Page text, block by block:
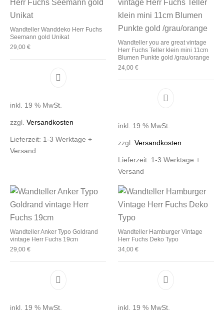
Wandteller Wanddeko Herr Fuchs
Seemann gold Unikat
29,00€
inkl. 19 % MwSt.
zzgl.Versandkosten
Lieferzeit: 1-3 Werktage +
Versand
Wandteller you are great vintage
Herr Fuchs Teller klein mini 11cm
Blumen Punkte gold /grau/orange
24,00 €
inkl. 19 % MwSt.
zzgl. Versandkosten
Lieferzeit: 1-3 Werktage +
Versand
Wandteller Anker Typo Goldrand
vintage Herr Fuchs 19cm
29,00€
inkl. 19 % MwSt.
Wandteller Hamburger Vintage
Herr Fuchs Deko Typo
34,00 €
inkl. 19 % MwSt.